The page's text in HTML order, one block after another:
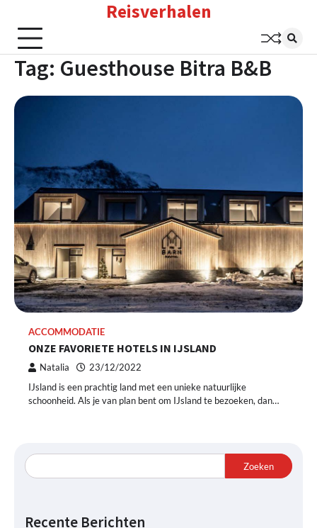
content
Reisverhalen
Tag: Guesthouse Bitra B&B
ACCOMMODATIE
ONZE FAVORIETE HOTELS IN IJSLAND
Natalia 23/12/2022
IJsland is een prachtig land met een unieke natuurlijke
schoonheid. Als je van plan bent om IJsland te bezoeken, dan…
Zoeken
Recente Berichten